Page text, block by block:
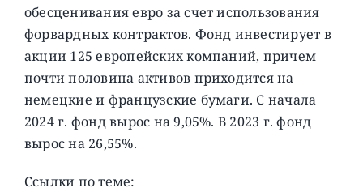
обесценивания евро за счет использования
форвардных контрактов. Фонд инвестирует в
акции 125 европейских компаний, причем
почти половина активов приходится на
немецкие и французские бумаги. C начала
2024 г. фонд вырос на 9,05%. В 2023 г. фонд
вырос на 26,55%.
Ссылки по теме: